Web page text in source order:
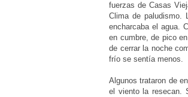
fuerzas de Casas
Clima de paludismo.
encharcaba el agua.
en cumbre, de pico
de cerrar la noche
frío se sentía menos.
Algunos trataron de
el viento la resecan.